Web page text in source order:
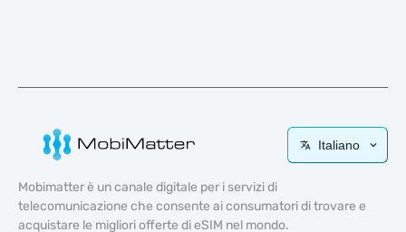
Italiano
Mobimatter è un canale digitale per i servizi di
telecomunicazione che consente ai consumatori di trovare e
acquistare le migliori offerte di eSIM nel mondo.